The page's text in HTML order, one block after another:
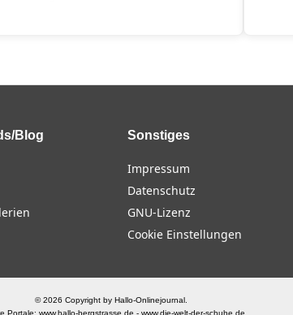
Blog Sonstiges
Impressum
Datenschutz
GNU-Lizenz
Cookie Einstellungen
© 2026 Copyright by Hallo-Onlinejournal.
Portale: www.hallo-bergstrasse.de - www.die-welt-der-schuhe.de